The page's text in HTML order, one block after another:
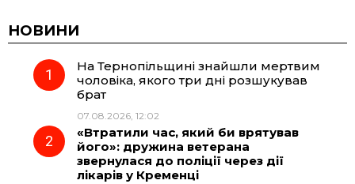
c
e
o
e
r
t
A
НОВИНИ
На Тернопільщині знайшли мертвим
чоловіка, якого три дні розшукував
брат
07.08.2026, 12:02
«Втратили час, який би врятував
його»: дружина ветерана
звернулася до поліції через дії
лікарів у Кременці